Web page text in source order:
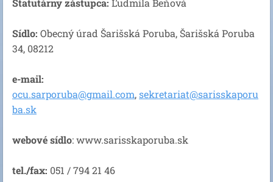
Štatutárny zástupca: Ľudmila Beňová
Sídlo: Obecný úrad Šarišská Poruba, Šarišská Poruba
34, 08212
e-mail:
ocu.sarporuba@gmail.com,sekretariat@sarisskaporu
ba.sk
webové sídlo: www.sarisskaporuba.sk
tel./fax: 051 / 794 21 46